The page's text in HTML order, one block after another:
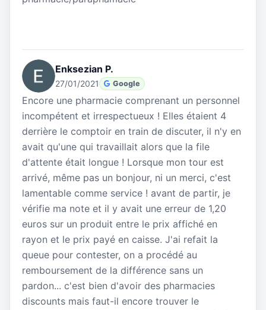
Enksezian P.
27/01/2021 Google
Encore une pharmacie comprenant un personnel
incompétent et irrespectueux ! Elles étaient 4
derrière le comptoir en train de discuter, il n'y en
avait qu'une qui travaillait alors que la file
d'attente était longue ! Lorsque mon tour est
arrivé, même pas un bonjour, ni un merci, c'est
lamentable comme service ! avant de partir, je
vérifie ma note et il y avait une erreur de 1,20
euros sur un produit entre le prix affiché en
rayon et le prix payé en caisse. J'ai refait la
queue pour contester, on a procédé au
remboursement de la différence sans un
pardon... c'est bien d'avoir des pharmacies
discounts mais faut-il encore trouver le